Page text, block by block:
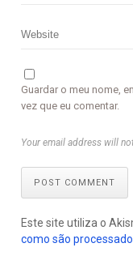
Guardar o meu nome,
vez que eu comentar.
Your email address will
POST COMMENT
Este site utiliza o
como são